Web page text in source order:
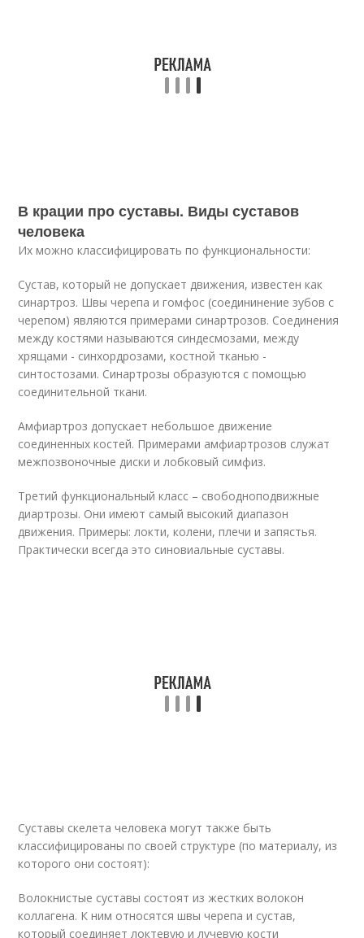
В крации про суставы. Виды суставов
человека
Их можно классифицировать по функциональности:
Сустав, который не допускает движения, известен как
синартроз. Швы черепа и гомфос (соедининение зубов с
черепом) являются примерами синартрозов. Соединения
между костями называются синдесмозами, между
хрящами - синхордрозами, костной тканью -
синтостозами. Синартрозы образуются с помощью
соединительной ткани.
Амфиартроз допускает небольшое движение
соединенных костей. Примерами амфиартрозов служат
межпозвоночные диски и лобковый симфиз.
Третий функциональный класс – свободноподвижные
диартрозы. Они имеют самый высокий диапазон
движения. Примеры: локти, колени, плечи и запястья.
Практически всегда это синовиальные суставы.
Суставы скелета человека могут также быть
классифицированы по своей структуре (по материалу, из
которого они состоят):
Волокнистые суставы состоят из жестких волокон
коллагена. К ним относятся швы черепа и сустав,
который соединяет локтевую и лучевую кости